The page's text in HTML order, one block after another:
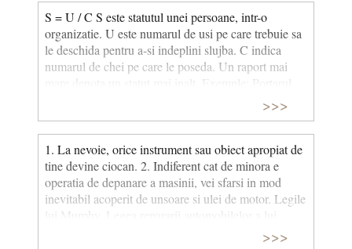
S = U / C S este statutul unei persoane, intr-o
organizatie. U este numarul de usi pe care trebuie sa
le deschida pentru a-si indeplini slujba. C indica
numarul de chei pe care le poseda. Un raport mai
mare denota un statut mai inalt. Exemple: Portarul
secretara trebuie sa deschida 2 usi cu o cheie (S=2),
dar presedintele nu are nevoie sa poarte asupra sa
nici o cheie, deoarece intotdeauna este cineva langa
el care sa deschida usile. (Cu C=0 si un U oricat de
mic, S-ul lui atinge infinitul). (Psihologul Roger
Sommer, din articolul sau "Chei, regi si companii").
>>>
1. La nevoie, orice instrument sau obiect apropiat de
tine devine ciocan. 2. Indiferent cat de minora e
operatia de depanare a masinii, vei sfarsi in mod
inevitabil acoperit de unsoare si ulei de motor. Legile
lui Murphy, Legea repararii automobilelor a lui
>>>